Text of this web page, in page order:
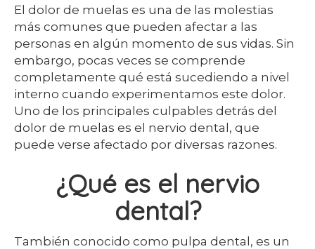
El dolor de muelas es una de las molestias
más comunes que pueden afectar a las
personas en algún momento de sus vidas. Sin
embargo, pocas veces se comprende
completamente qué está sucediendo a nivel
interno cuando experimentamos este dolor.
Uno de los principales culpables detrás del
dolor de muelas es el nervio dental, que
puede verse afectado por diversas razones.
¿Qué es el nervio
dental?
También conocido como pulpa dental, es un